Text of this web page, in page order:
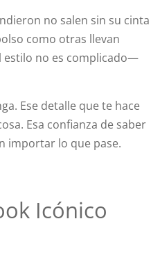
no salen sin su cinta
como otras llevan
estilo no es complicado—
Ese detalle que te hace
Esa confianza de saber
importar lo que pase.
Icónico